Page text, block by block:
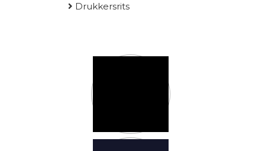
Drukkersrits